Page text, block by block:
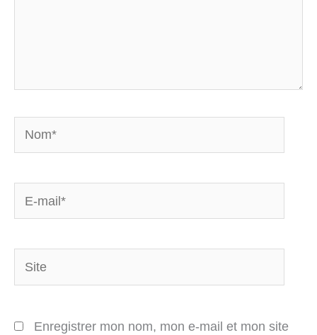
Nom*
E-
mail*
Site
Enregistrer mon nom, mon e-mail et mon site